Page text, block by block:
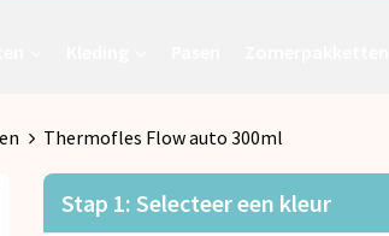
Thermofles Flow auto 300ml
Stap 1: Selecteer een kleur